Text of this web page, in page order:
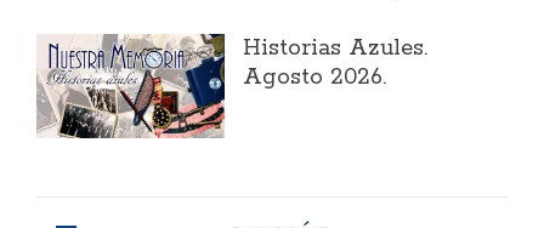
Historias Azules.
Agosto 2026.